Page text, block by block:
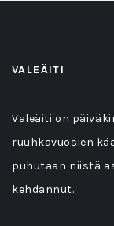
VALEÄITI
Valeäiti on
ruuhkavuosien
puhutaan niistä
kehdannut.